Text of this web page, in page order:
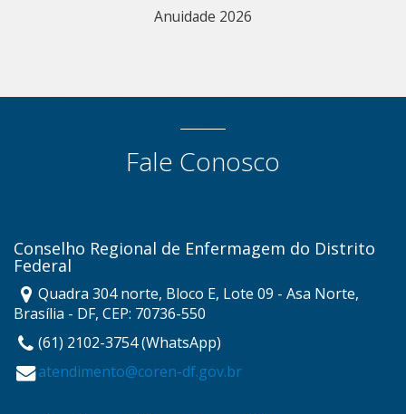
Anuidade 2026
Fale Conosco
Conselho Regional de Enfermagem do Distrito
Federal
Quadra 304 norte, Bloco E, Lote 09 - Asa Norte,
Brasília - DF, CEP: 70736-550
(61) 2102-3754 (WhatsApp)
atendimento@coren-df.gov.br